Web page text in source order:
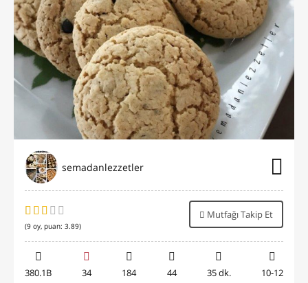
semadanlezzetler
(9 oy, puan: 3.89)
Mutfağı Takip Et
380.1B 34 184 44 35 dk. 10-12